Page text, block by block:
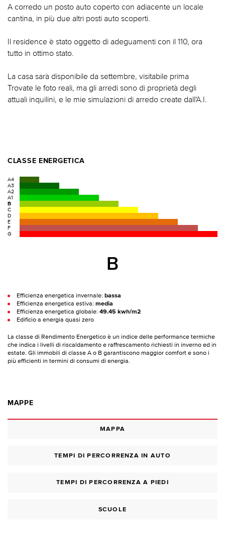
A corredo un posto auto coperto con adiacente un locale
cantina, in più due altri posti auto scoperti.
Il residence è stato oggetto di adeguamenti con il 110, ora
tutto in ottimo stato.
La casa sarà disponibile da settembre, visitabile prima
Trovate le foto reali, ma gli arredi sono di proprietà degli
attuali inquilini, e le mie simulazioni di arredo create dall'A.I.
CLASSE ENERGETICA
A4
A3
A2
A1
B
C
D
E
F
G
B
Efficienza energetica invernale: bassa
Efficienza energetica estiva: media
Efficienza energetica globale: 49.45 kwh/m2
Edificio a energia quasi zero
La classe di Rendimento Energetico è un indice delle performance termiche
che indica i livelli di riscaldamento e raffrescamento richiesti in inverno ed in
estate. Gli immobili di classe A o B garantiscono maggior comfort e sono i
più efficienti in termini di consumi di energia.
MAPPE
MAPPA
TEMPI DI PERCORRENZA IN AUTO
TEMPI DI PERCORRENZA A PIEDI
SCUOLE